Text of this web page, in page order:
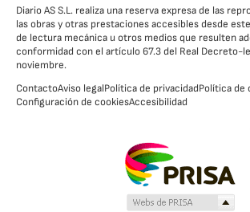
Diario AS S.L. realiza una reserva expresa de las
las obras y otras prestaciones accesibles desde
de lectura mecánica u otros medios que resulten
conformidad con el artículo 67.3 del Real Decreto-
noviembre.
ContactoAviso legalPolítica de privacidadPolítica de
Configuración de cookiesAccesibilidad